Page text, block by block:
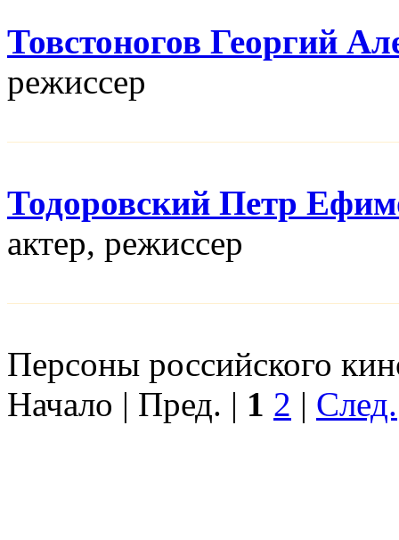
Товстоногов Георгий
режисcер
Тодоровский Петр
актер, режисcер
Персоны российского
Начало | Пред. | 1 2 | След.